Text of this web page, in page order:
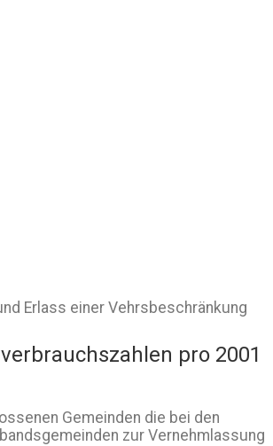
Erlass einer Vehrsbeschränkung
pro 2001
Gemeinden die bei den
zur Vernehmlassung